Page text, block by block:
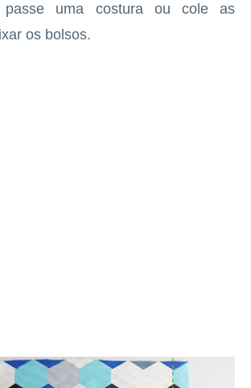
passe uma costura ou cole as
os bolsos.